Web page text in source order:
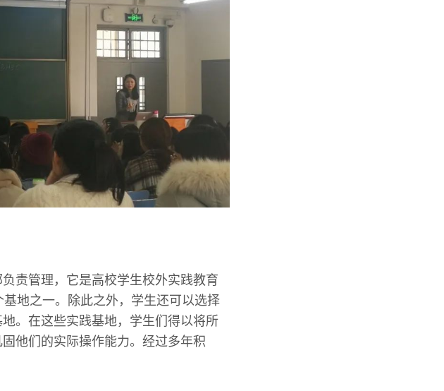
责管理，它是高校学生校外实践教育
地之一。除此之外，学生还可以选择
。在这些实践基地，学生们得以将所
他们的实际操作能力。经过多年积